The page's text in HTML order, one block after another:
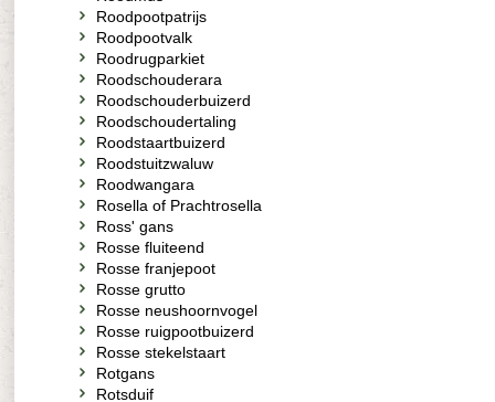
Roodpootpatrijs
Roodpootvalk
Roodrugparkiet
Roodschouderara
Roodschouderbuizerd
Roodschoudertaling
Roodstaartbuizerd
Roodstuitzwaluw
Roodwangara
Rosella of Prachtrosella
Ross' gans
Rosse fluiteend
Rosse franjepoot
Rosse grutto
Rosse neushoornvogel
Rosse ruigpootbuizerd
Rosse stekelstaart
Rotgans
Rotsduif